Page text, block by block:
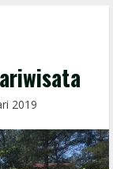
2019